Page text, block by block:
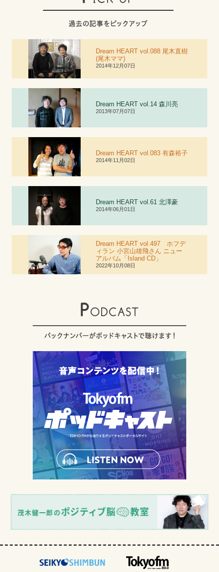
Dream HEART vol.088 尾木直樹
(尾木ママ)
2014年12月07日
Dream HEART vol.14 森川亮
2013年07月07日
Dream HEART vol.083 有森裕子
2014年11月02日
Dream HEART vol.61北澤豪
2014年06月01日
Dream HEART vol.497 ホフデ
ィラン 小宮山雄飛さん ニュー
アルバム「Island CD」
2022年10月08日